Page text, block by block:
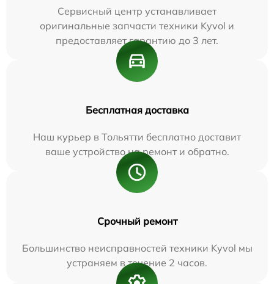
Сервисный центр устанавливает
оригинальные запчасти техники Kyvol и
предоставляет гарантию до 3 лет.
Бесплатная доставка
Наш курьер в Тольятти бесплатно доставит
ваше устройство на ремонт и обратно.
Срочный ремонт
Большинство неисправностей техники Kyvol мы
устраняем в течение 2 часов.